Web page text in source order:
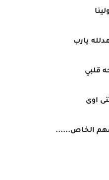
يارب
قلبي
اوى
الخاص......